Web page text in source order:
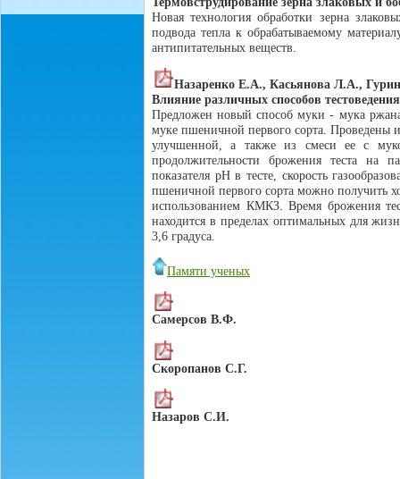
Новая технология обработки зерна
подвода тепла к обрабатываемому
антипитательных веществ.
Назаренко Е.А., Касьянова Л.А.,
Влияние различных способов
Предложен новый способ муки - мука
муке пшеничной первого сорта. Проведены
улучшенной, а также из смеси ее с
продолжительности брожения теста на
показателя рН в тесте, скорость
пшеничной первого сорта можно получить
использованием КМКЗ. Время брожения
находится в пределах оптимальных для
3,6 градуса.
Памяти ученых
Самерсов В.Ф.
Скоропанов С.Г.
Назаров С.И.